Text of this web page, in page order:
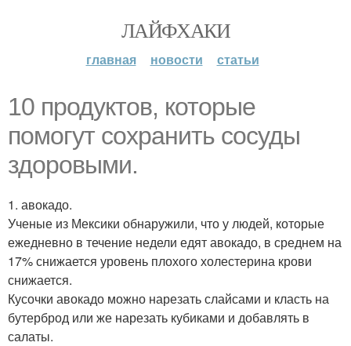
ЛАЙФХАКИ
главная новости статьи
10 продуктов, которые
помогут сохранить сосуды
здоровыми.
1. авокадо.
Ученые из Мексики обнаружили, что у людей, которые
ежедневно в течение недели едят авокадо, в среднем на
17% снижается уровень плохого холестерина крови
снижается.
Кусочки авокадо можно нарезать слайсами и класть на
бутерброд или же нарезать кубиками и добавлять в
салаты.